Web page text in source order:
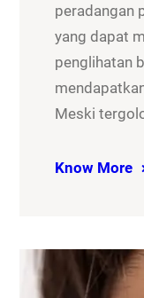
peradangan
yang dapat
penglihatan
Meski
Know More